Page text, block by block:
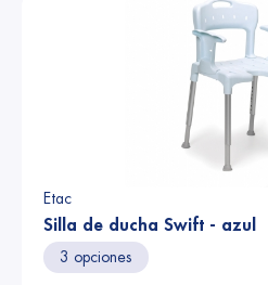
Etac
Silla de ducha Swift - azul
3 opciones